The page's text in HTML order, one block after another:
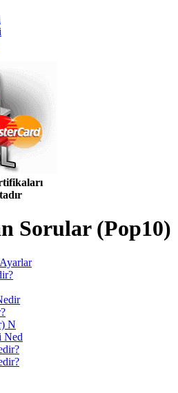
Sorular (Pop10)
N
Ned